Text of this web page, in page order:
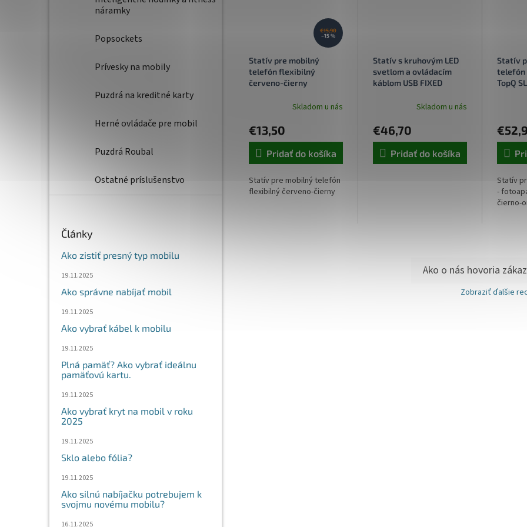
náramky
Popsockets
Prívesky na mobily
Puzdrá na kreditné karty
Herné ovládače pre mobil
Puzdrá Roubal
Ostatné príslušenstvo
Články
Ako zistiť presný typ mobilu
19.11.2025
Ako správne nabíjať mobil
19.11.2025
Ako vybrať kábel k mobilu
19.11.2025
Plná pamäť? Ako vybrať ideálnu
pamäťovú kartu.
19.11.2025
Ako vybrať kryt na mobil v roku
2025
19.11.2025
Sklo alebo fólia?
19.11.2025
Ako silnú nabíjačku potrebujem k
svojmu novému mobilu?
16.11.2025
€15,90
–15 %
Statív pre mobilný
telefón flexibilný
červeno-čierny
Skladom u nás
€13,50
Pridať do košíka
Statív pre mobilný telefón
flexibilný červeno-čierny
Statív s kruhovým LED
svetlom a ovládacím
káblom USB FIXED
Skladom u nás
€46,70
Pridať do košíka
Statív
telefón
TopQ
Statív
-
čierno-
Zobraziť ďalšie